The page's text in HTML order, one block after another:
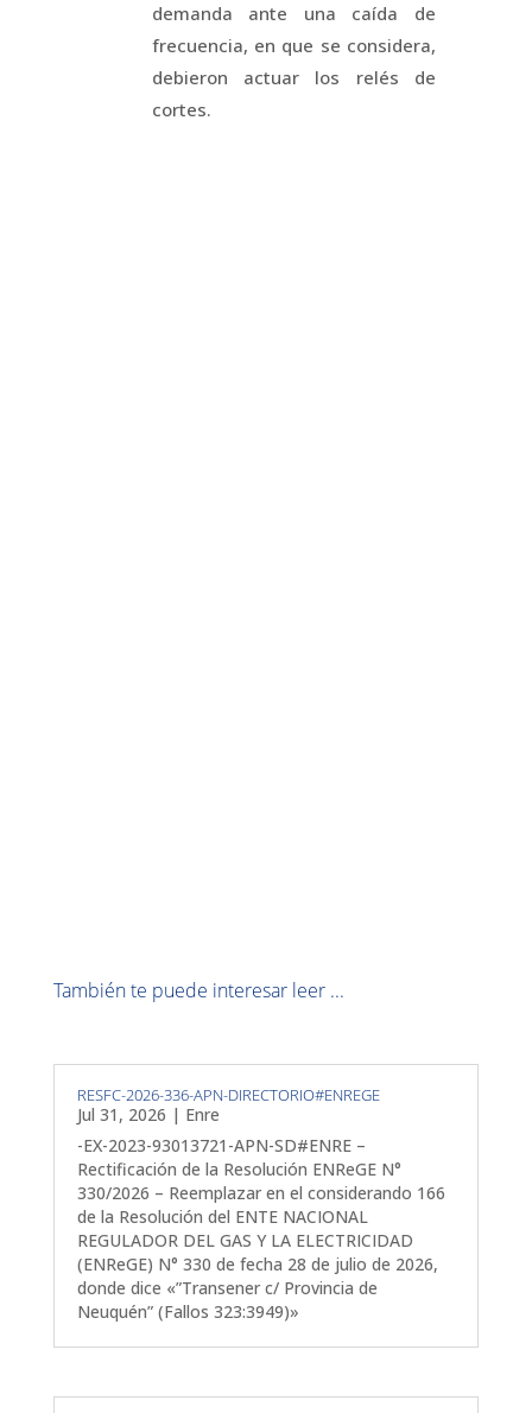
demanda ante una caída de
frecuencia, en que se considera,
debieron actuar los relés de
cortes.
También te puede interesar leer ...
RESFC-2026-336-APN-DIRECTORIO#ENREGE
Jul 31, 2026 | Enre
-EX-2023-93013721-APN-SD#ENRE –
Rectificación de la Resolución ENReGE N°
330/2026 – Reemplazar en el considerando 166
de la Resolución del ENTE NACIONAL
REGULADOR DEL GAS Y LA ELECTRICIDAD
(ENReGE) N° 330 de fecha 28 de julio de 2026,
donde dice «”Transener c/ Provincia de
Neuquén” (Fallos 323:3949)»